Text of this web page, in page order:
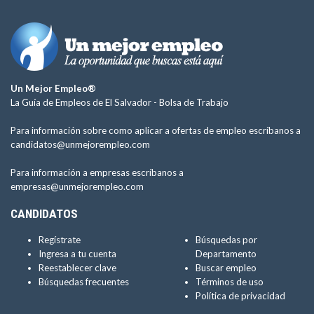
Un Mejor Empleo®
La Guía de Empleos de El Salvador - Bolsa de Trabajo
Para información sobre como aplicar a ofertas de empleo escríbanos a
candidatos@unmejorempleo.com
Para información a empresas escríbanos a
empresas@unmejorempleo.com
CANDIDATOS
Regístrate
Ingresa a tu cuenta
Reestablecer clave
Búsquedas frecuentes
Búsquedas por
Departamento
Buscar empleo
Términos de uso
Política de privacidad